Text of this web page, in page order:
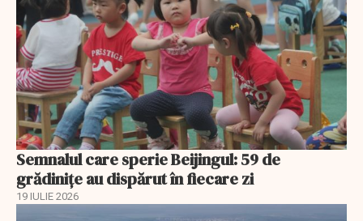
Semnalul care sperie Beijingul: 59 de
grădinițe au dispărut în fiecare zi
19 IULIE 2026